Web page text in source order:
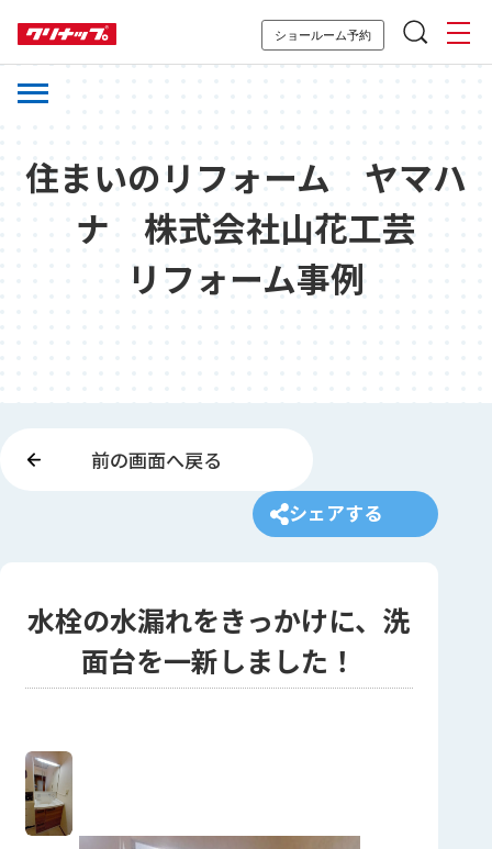
ショールーム予約
住まいのリフォーム ヤマハ
ナ 株式会社山花工芸
リフォーム事例
前の画面へ戻る
シェアする
水栓の水漏れをきっかけに、洗
面台を一新しました！